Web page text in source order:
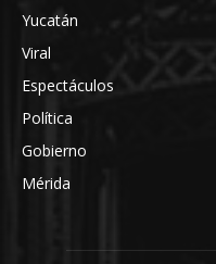
Yucatán
Viral
Espectáculos
Política
Gobierno
Mérida